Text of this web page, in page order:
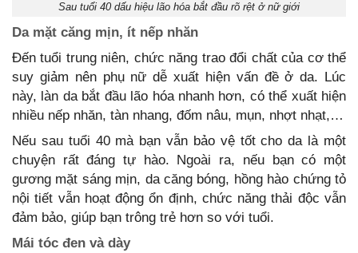
Sau tuổi 40 dấu hiệu lão hóa bắt đầu rõ rệt ở nữ giới
Da mặt căng mịn, ít nếp nhăn
Đến tuổi trung niên, chức năng trao đổi chất của cơ thể
suy giảm nên phụ nữ dễ xuất hiện vấn đề ở da. Lúc
này, làn da bắt đầu lão hóa nhanh hơn, có thể xuất hiện
nhiều nếp nhăn, tàn nhang, đốm nâu, mụn, nhợt nhạt,…
Nếu sau tuổi 40 mà bạn vẫn bảo vệ tốt cho da là một
chuyện rất đáng tự hào. Ngoài ra, nếu bạn có một
gương mặt sáng mịn, da căng bóng, hồng hào chứng tỏ
nội tiết vẫn hoạt động ổn định, chức năng thải độc vẫn
đảm bảo, giúp bạn trông trẻ hơn so với tuổi.
Mái tóc đen và dày